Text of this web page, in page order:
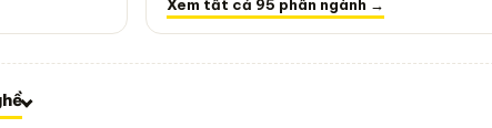
Xem tất cả 95 phân ngành →